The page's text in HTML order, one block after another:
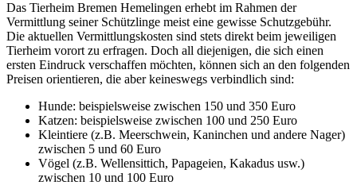
Das Tierheim Bremen Hemelingen erhebt im Rahmen der
Vermittlung seiner Schützlinge meist eine gewisse Schutzgebühr.
Die aktuellen Vermittlungskosten sind stets direkt beim jeweiligen
Tierheim vorort zu erfragen. Doch all diejenigen, die sich einen
ersten Eindruck verschaffen möchten, können sich an den folgenden
Preisen orientieren, die aber keineswegs verbindlich sind:
Hunde: beispielsweise zwischen 150 und 350 Euro
Katzen: beispielsweise zwischen 100 und 250 Euro
Kleintiere (z.B. Meerschwein, Kaninchen und andere Nager)
zwischen 5 und 60 Euro
Vögel (z.B. Wellensittich, Papageien, Kakadus usw.)
zwischen 10 und 100 Euro